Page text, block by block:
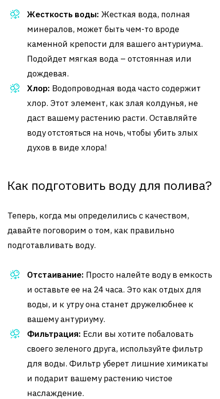
Жесткость воды: Жесткая вода, полная
минералов, может быть чем-то вроде
каменной крепости для вашего антуриума.
Подойдет мягкая вода – отстоянная или
дождевая.
Хлор: Водопроводная вода часто содержит
хлор. Этот элемент, как злая колдунья, не
даст вашему растению расти. Оставляйте
воду отстояться на ночь, чтобы убить злых
духов в виде хлора!
Как подготовить воду для полива?
Теперь, когда мы определились с качеством,
давайте поговорим о том, как правильно
подготавливать воду.
Отстаивание: Просто налейте воду в емкость
и оставьте ее на 24 часа. Это как отдых для
воды, и к утру она станет дружелюбнее к
вашему антуриуму.
Фильтрация: Если вы хотите побаловать
своего зеленого друга, используйте фильтр
для воды. Фильтр уберет лишние химикаты
и подарит вашему растению чистое
наслаждение.